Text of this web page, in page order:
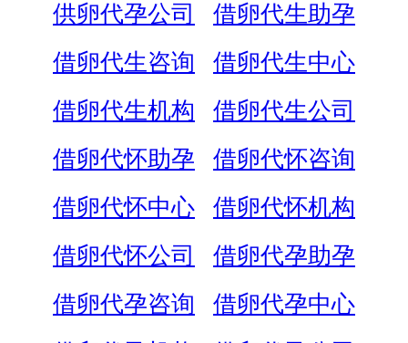
供卵代孕公司
借卵代生助孕
借卵代生咨询
借卵代生中心
借卵代生机构
借卵代生公司
借卵代怀助孕
借卵代怀咨询
借卵代怀中心
借卵代怀机构
借卵代怀公司
借卵代孕助孕
借卵代孕咨询
借卵代孕中心